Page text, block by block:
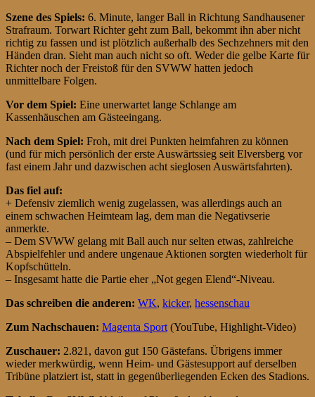
Szene des Spiels: 6. Minute, langer Ball in Richtung Sandhausener
Strafraum. Torwart Richter geht zum Ball, bekommt ihn aber nicht
richtig zu fassen und ist plötzlich außerhalb des Sechzehners mit den
Händen dran. Sieht man auch nicht so oft. Weder die gelbe Karte für
Richter noch der Freistoß für den SVWW hatten jedoch
unmittelbare Folgen.
Vor dem Spiel: Eine unerwartet lange Schlange am
Kassenhäuschen am Gästeeingang.
Nach dem Spiel: Froh, mit drei Punkten heimfahren zu können
(und für mich persönlich der erste Auswärtssieg seit Elversberg vor
fast einem Jahr und dazwischen acht sieglosen Auswärtsfahrten).
Das fiel auf:
+ Defensiv ziemlich wenig zugelassen, was allerdings auch an
einem schwachen Heimteam lag, dem man die Negativserie
anmerkte.
– Dem SVWW gelang mit Ball auch nur selten etwas, zahlreiche
Abspielfehler und andere ungenaue Aktionen sorgten wiederholt für
Kopfschütteln.
– Insgesamt hatte die Partie eher „Not gegen Elend“-Niveau.
Das schreiben die anderen: WK, kicker, hessenschau
Zum Nachschauen: Magenta Sport (YouTube, Highlight-Video)
Zuschauer: 2.821, davon gut 150 Gästefans. Übrigens immer
wieder merkwürdig, wenn Heim- und Gästesupport auf derselben
Tribüne platziert ist, statt in gegenüberliegenden Ecken des Stadions.